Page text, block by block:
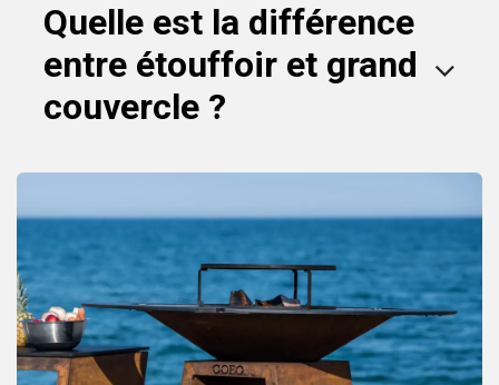
Quelle est la différence
entre étouffoir et grand
couvercle ?